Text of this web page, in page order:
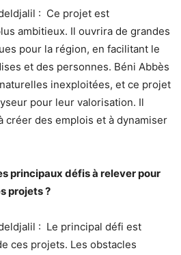
: Ce projet est
ambitieux. Il ouvrira de grandes
pour la région, en facilitant le
et des personnes. Béni Abbès
inexploitées, et ce projet
pour leur valorisation. Il
créer des emplois et à dynamiser
principaux défis à relever pour
projets ?
: Le principal défi est
ces projets. Les obstacles